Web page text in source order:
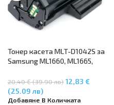
Тонер касета MLT-D1042S за
Samsung ML1660, ML1665,
Samsung SCX-3200, SCX-3205
20,40 € (39.90 лв)12,83 €
(25.09 лв)
Добавяне В Количката